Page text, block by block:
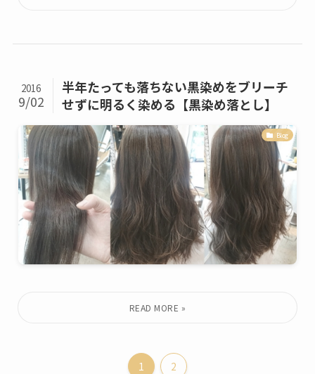
半年たっても落ちない黒染めをブリーチ
せずに明るく染める【黒染め落とし】
2016
9/02
Blog
1 2